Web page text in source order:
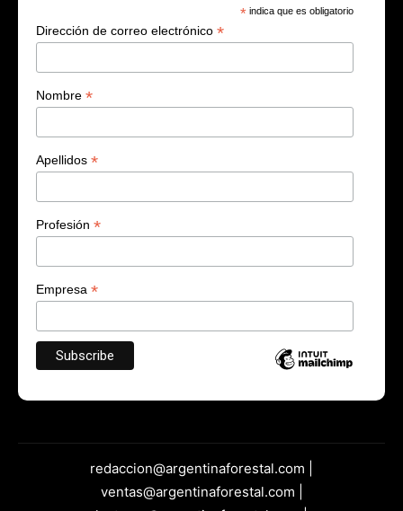
* indica que es obligatorio
Dirección de correo electrónico *
Nombre *
Apellidos *
Profesión *
Empresa *
redaccion@argentinaforestal.com |
ventas@argentinaforestal.com |